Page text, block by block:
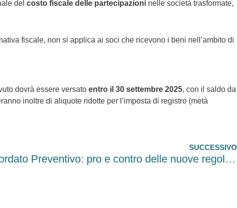
del costo fiscale delle partecipazioni nelle società trasformate,
fiscale, non si applica ai soci che ricevono i beni nell’ambito di
dovrà essere versato entro il 30 settembre 2025, con il saldo da
inoltre di aliquote ridotte per l’imposta di registro (metà
SUCCESSIVO
Concordato Preventivo: pro e contro delle nuove regole sul CPB